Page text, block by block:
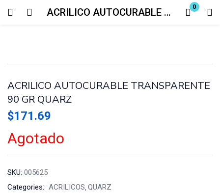
ACRILICO AUTOCURABLE TRANSPARENTE 90 GR QUARZ 0
Login
ACRILICO AUTOCURABLE TRANSPARENTE
90 GR QUARZ
$171.69
Agotado
SKU: 005625
Categories: ACRILICOS QUARZ